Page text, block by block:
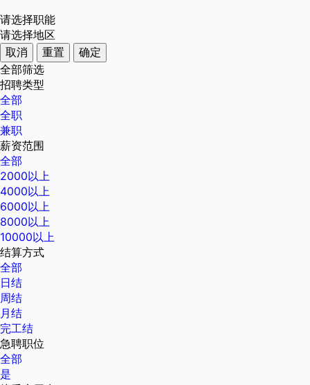
请选择职能
请选择地区
取消
重置
确定
全部筛选
招聘类型
全部
全职
兼职
薪资范围
全部
2000以上
4000以上
6000以上
8000以上
10000以上
结算方式
全部
日结
周结
月结
完工结
急聘职位
全部
是